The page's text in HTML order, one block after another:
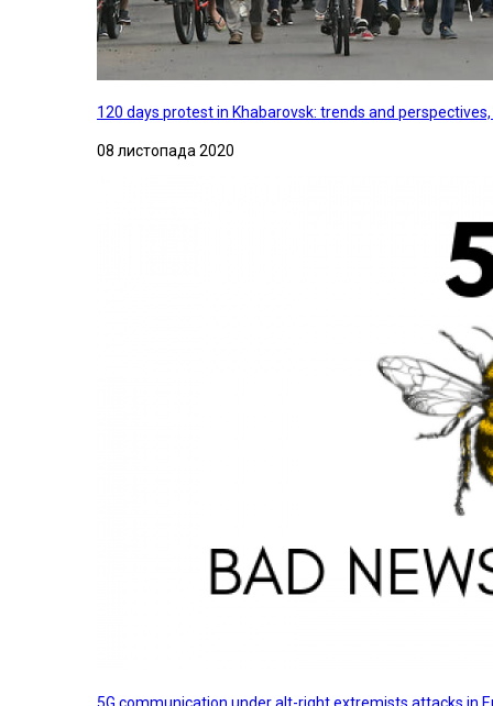
120 days protest in Khabarovsk: trends and
08 листопада 2020
5G communication under alt-right extremists attacks in